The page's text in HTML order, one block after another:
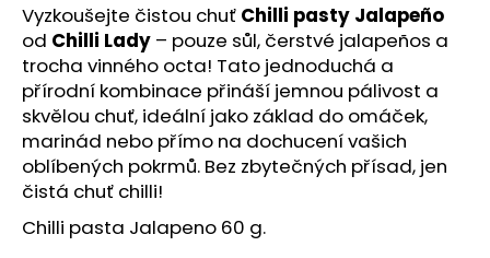
Vyzkoušejte čistou chuť Chilli pasty Jalapeño
od Chilli Lady – pouze sůl, čerstvé jalapeños a
trocha vinného octa! Tato jednoduchá a
přírodní kombinace přináší jemnou pálivost a
skvělou chuť, ideální jako základ do omáček,
marinád nebo přímo na dochucení vašich
oblíbených pokrmů. Bez zbytečných přísad, jen
čistá chuť chilli!
Chilli pasta Jalapeno 60 g.
HLEDAT
D
o
p
o
r